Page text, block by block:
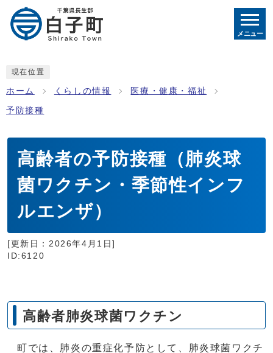
メニュー
現在位置
ホーム くらしの情報 医療・健康・福祉
予防接種
高齢者の予防接種（肺炎球
菌ワクチン・季節性インフ
ルエンザ）
[更新日： 2026年4月1日]
ID:6120
高齢者肺炎球菌ワクチン
町では、肺炎の重症化予防として、肺炎球菌ワクチ